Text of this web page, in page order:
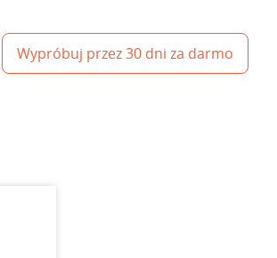
Wypróbuj przez 30 dni za darmo